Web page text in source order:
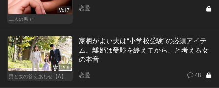
Vol.7
二人の男で
恋愛
Vol.209
男と女の答えあわせ【A】
家柄がよい夫は“小学校受験”の必須アイテ
ム。離婚は受験を終えてから、と考える女
の本音
恋愛 48